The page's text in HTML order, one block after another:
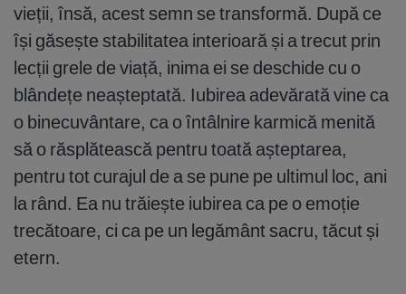
vieții, însă, acest semn se transformă. După ce
își găsește stabilitatea interioară și a trecut prin
lecții grele de viață, inima ei se deschide cu o
blândețe neașteptată. Iubirea adevărată vine ca
o binecuvântare, ca o întâlnire karmică menită
să o răsplătească pentru toată așteptarea,
pentru tot curajul de a se pune pe ultimul loc, ani
la rând. Ea nu trăiește iubirea ca pe o emoție
trecătoare, ci ca pe un legământ sacru, tăcut și
etern.